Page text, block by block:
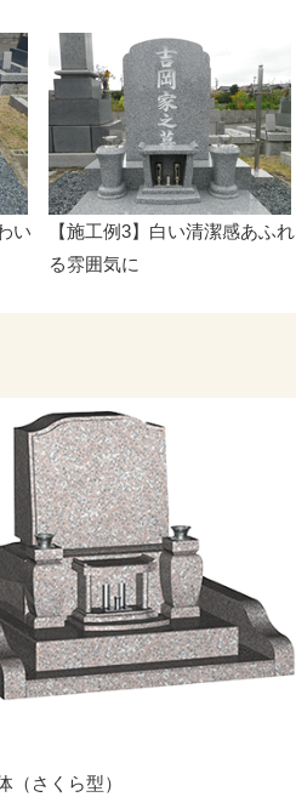
い
【施工例3】白い清潔感あふれ
る雰囲気に
（さくら型）